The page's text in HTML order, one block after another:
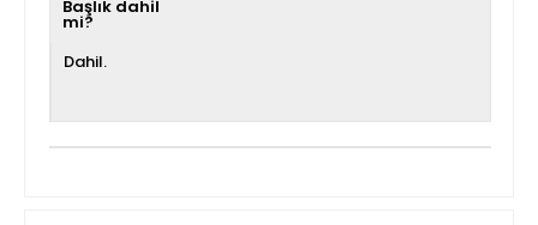
Başlık dahil
mi?
Dahil.